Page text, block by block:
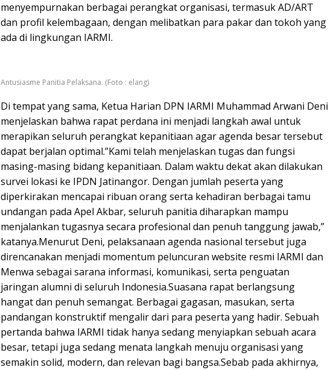
menyempurnakan berbagai perangkat organisasi, termasuk AD/ART
dan profil kelembagaan, dengan melibatkan para pakar dan tokoh yang
ada di lingkungan IARMI.
Antusiasme Panitia Pelaksana. (Foto : elang)
Di tempat yang sama, Ketua Harian DPN IARMI Muhammad Arwani Deni
menjelaskan bahwa rapat perdana ini menjadi langkah awal untuk
merapikan seluruh perangkat kepanitiaan agar agenda besar tersebut
dapat berjalan optimal.”Kami telah menjelaskan tugas dan fungsi
masing-masing bidang kepanitiaan. Dalam waktu dekat akan dilakukan
survei lokasi ke IPDN Jatinangor. Dengan jumlah peserta yang
diperkirakan mencapai ribuan orang serta kehadiran berbagai tamu
undangan pada Apel Akbar, seluruh panitia diharapkan mampu
menjalankan tugasnya secara profesional dan penuh tanggung jawab,”
katanya.Menurut Deni, pelaksanaan agenda nasional tersebut juga
direncanakan menjadi momentum peluncuran website resmi IARMI dan
Menwa sebagai sarana informasi, komunikasi, serta penguatan
jaringan alumni di seluruh Indonesia.Suasana rapat berlangsung
hangat dan penuh semangat. Berbagai gagasan, masukan, serta
pandangan konstruktif mengalir dari para peserta yang hadir. Sebuah
pertanda bahwa IARMI tidak hanya sedang menyiapkan sebuah acara
besar, tetapi juga sedang menata langkah menuju organisasi yang
semakin solid, modern, dan relevan bagi bangsa.Sebab pada akhirnya,